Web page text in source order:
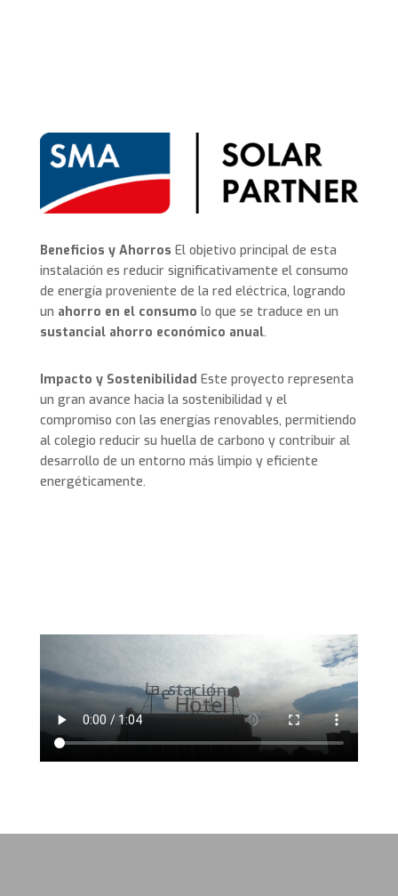
Beneficios y Ahorros El objetivo principal de esta
instalación es reducir significativamente el consumo
de energía proveniente de la red eléctrica, logrando
un ahorro en el consumo lo que se traduce en un
sustancial ahorro económico anual.
Impacto y Sostenibilidad Este proyecto representa
un gran avance hacia la sostenibilidad y el
compromiso con las energías renovables, permitiendo
al colegio reducir su huella de carbono y contribuir al
desarrollo de un entorno más limpio y eficiente
energéticamente.